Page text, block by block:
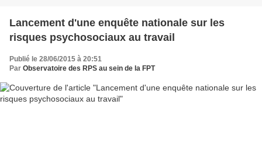
Lancement d'une enquête nationale sur les
risques psychosociaux au travail
Publié le 28/06/2015 à 20:51
Par Observatoire des RPS au sein de la FPT